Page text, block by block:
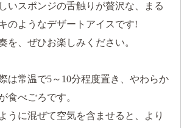
いスポンジの舌触りが贅沢な、まる
のようなデザートアイスです!
を、ぜひお楽しみください。
は常温で5～10分程度置き、やわらか
食べごろです。
うに混ぜて空気を含ませると、より